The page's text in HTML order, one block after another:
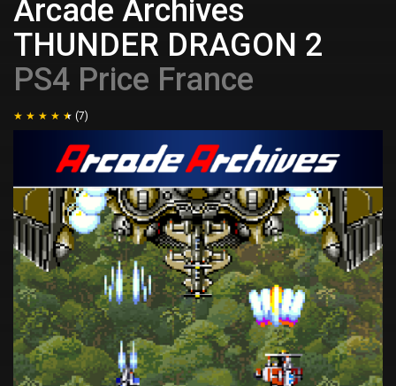
Arcade Archives
THUNDER DRAGON 2
PS4 Price France
(7)